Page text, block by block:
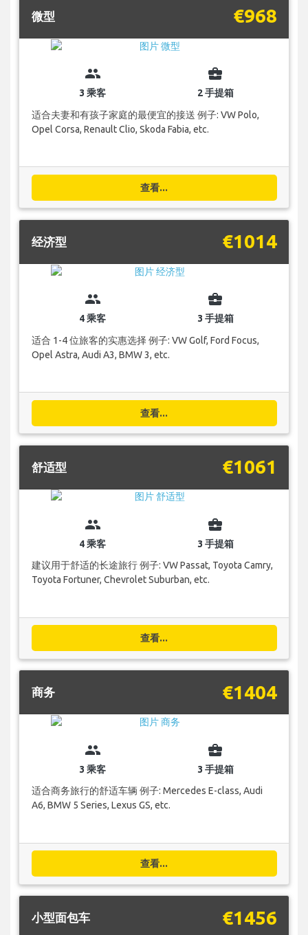
微型 €968
group
3 乘客
business_center
2 手提箱
适合夫妻和有孩子家庭的最便宜的接送 例子: VW Polo,
Opel Corsa, Renault Clio, Skoda Fabia, etc.
查看...
经济型 €1014
group
4 乘客
business_center
3 手提箱
适合 1-4 位旅客的实惠选择 例子: VW Golf, Ford Focus,
Opel Astra, Audi A3, BMW 3, etc.
查看...
舒适型 €1061
group
4 乘客
business_center
3 手提箱
建议用于舒适的长途旅行 例子: VW Passat, Toyota Camry,
Toyota Fortuner, Chevrolet Suburban, etc.
查看...
商务 €1404
group
3 乘客
business_center
3 手提箱
适合商务旅行的舒适车辆 例子: Mercedes E-class, Audi
A6, BMW 5 Series, Lexus GS, etc.
查看...
小型面包车 €1456